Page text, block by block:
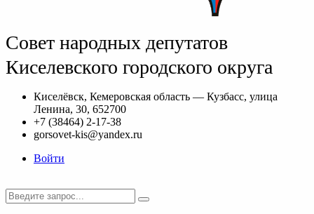
Совет народных депутатов
Киселевского городского округа
Киселёвск, Кемеровская область — Кузбасс, улица
Ленина, 30, 652700
+7 (38464) 2-17-38
gorsovet-kis@yandex.ru
Войти